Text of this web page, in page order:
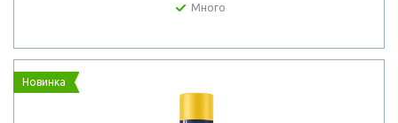
Много
Новинка